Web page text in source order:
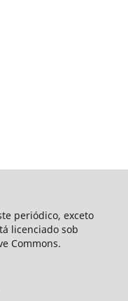
periódico, exceto
licenciado sob
Commons.